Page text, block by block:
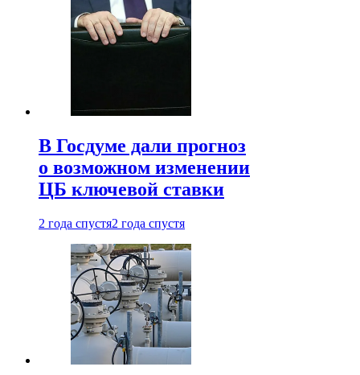
В Госдуме дали прогноз
о возможном изменении
ЦБ ключевой ставки
2 года спустя2 года спустя